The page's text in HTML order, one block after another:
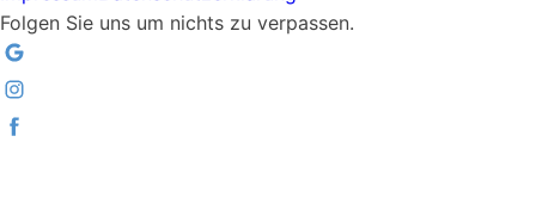
Folgen Sie uns um nichts zu verpassen.